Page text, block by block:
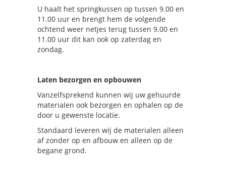
U haalt het springkussen op tussen 9.00 en
11.00 uur en brengt hem de volgende
ochtend weer netjes terug tussen 9.00 en
11.00 uur dit kan ook op zaterdag en
zondag.
Laten bezorgen en opbouwen
Vanzelfsprekend kunnen wij uw gehuurde
materialen ook bezorgen en ophalen op de
door u gewenste locatie.
Standaard leveren wij de materialen alleen
af zonder op en afbouw en alleen op de
begane grond.